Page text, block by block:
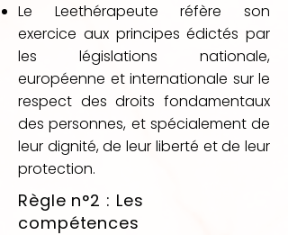
Le Leethérapeute réfère son
exercice aux principes édictés par
les législations nationale,
européenne et internationale sur le
respect des droits fondamentaux
des personnes, et spécialement de
leur dignité, de leur liberté et de leur
protection.
Règle n°2 : Les
compétences